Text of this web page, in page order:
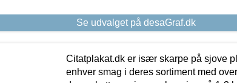
Se udvalget på desaGraf.dk
Citatplakat.dk er især skarpe på sjove
enhver smag i deres sortiment med